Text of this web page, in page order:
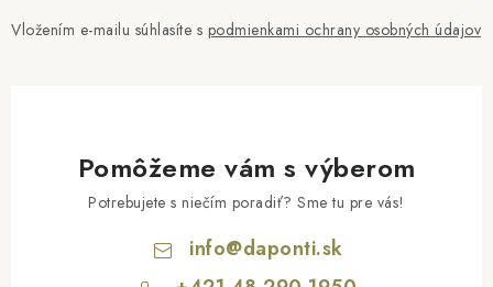
Vložením e-mailu súhlasíte s podmienkami ochrany osobných údajov
Pomôžeme vám s výberom
Potrebujete s niečím poradiť? Sme tu pre vás!
info@daponti.sk